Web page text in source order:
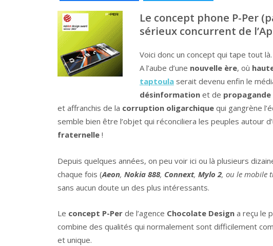
Le concept phone P-Per
sérieux concurrent de
Voici donc un concept qui tape tout là.
A l’aube d’une nouvelle ère, où
taptoulaserait devenu enfin le
désinformationet de propagande
et affranchis de la corruption oligarchique qui gangrène
semble bien être l’objet qui réconciliera les peuples autour
fraternelle !
Depuis quelques années, on peu voir ici ou là plusieurs
chaque fois (Aeon, Nokia 888, Connext, Mylo 2, ou le mobile
sans aucun doute un des plus intéressants.
Le concept P-Per de l’agence Chocolate Design a reçu le
combine des qualités qui normalement sont difficilement
et unique.